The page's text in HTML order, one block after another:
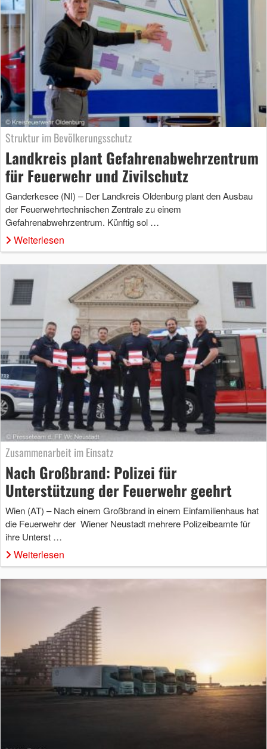
Struktur im Bevölkerungsschutz
Landkreis plant Gefahrenabwehrzentrum
für Feuerwehr und Zivilschutz
Ganderkesee (NI) – Der Landkreis Oldenburg plant den Ausbau
der Feuerwehrtechnischen Zentrale zu einem
Gefahrenabwehrzentrum. Künftig sol …
Weiterlesen
Zusammenarbeit im Einsatz
Nach Großbrand: Polizei für
Unterstützung der Feuerwehr geehrt
Wien (AT) – Nach einem Großbrand in einem Einfamilienhaus hat
die Feuerwehr der Wiener Neustadt mehrere Polizeibeamte für
ihre Unterst …
Weiterlesen